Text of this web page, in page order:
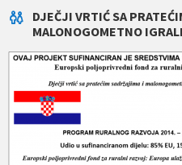
DJEČJI VRTIĆ SA
MALONOGOMETNO